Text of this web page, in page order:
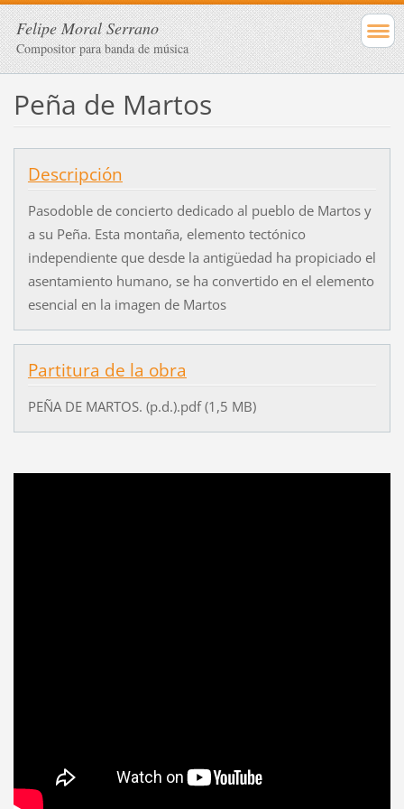
Felipe Moral Serrano
Compositor para banda de música
Peña de Martos
Descripción
Pasodoble de concierto dedicado al pueblo de Martos y
a su Peña. Esta montaña, elemento tectónico
independiente que desde la antigüedad ha propiciado el
asentamiento humano, se ha convertido en el elemento
esencial en la imagen de Martos
Partitura de la obra
PEÑA DE MARTOS. (p.d.).pdf (1,5 MB)